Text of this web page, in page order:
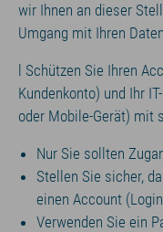
wir Ihnen an dieser
Umgang mit Ihren
l Schützen Sie Ihren
Kundenkonto) und Ihr
oder Mobile-Gerät) mit
Nur Sie sollten
Stellen Sie sicher,
einen Account
Verwenden Sie ein